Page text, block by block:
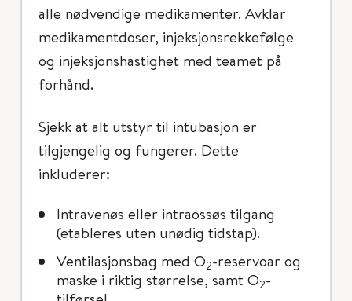
alle nødvendige medikamenter. Avklar
medikamentdoser, injeksjonsrekkefølge
og injeksjonshastighet med teamet på
forhånd.
Sjekk at alt utstyr til intubasjon er
tilgjengelig og fungerer. Dette
inkluderer:
Intravenøs eller intraossøs tilgang
(etableres uten unødig tidstap).
Ventilasjonsbag med O2-reservoar og
maske i riktig størrelse, samt O2-